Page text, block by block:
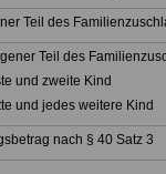
Teil des
Teil des
und zweite Kind
und jedes weitere Kind
nach § 40 Satz 3